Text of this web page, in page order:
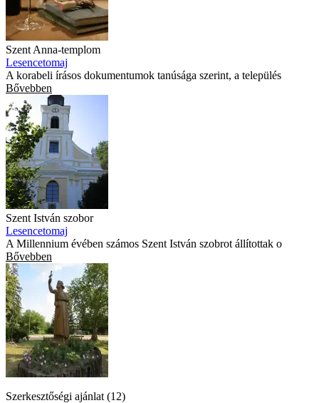
Szent Anna-templom
Lesencetomaj
A korabeli írásos dokumentumok tanúsága szerint, a település
Bővebben
Szent István szobor
Lesencetomaj
A Millennium évében számos Szent István szobrot állítottak o
Bővebben
Szerkesztőségi ajánlat (12)